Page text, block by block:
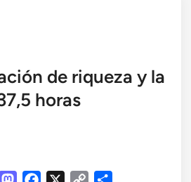
de riqueza y la
horas